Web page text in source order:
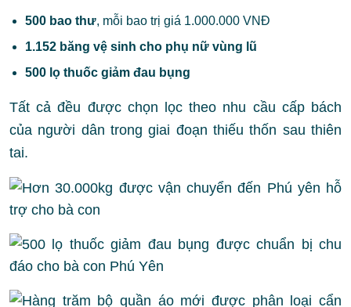
500 bao thư, mỗi bao trị giá 1.000.000 VNĐ
1.152 băng vệ sinh cho phụ nữ vùng lũ
500 lọ thuốc giảm đau bụng
Tất cả đều được chọn lọc theo nhu cầu cấp bách
của người dân trong giai đoạn thiếu thốn sau thiên
tai.